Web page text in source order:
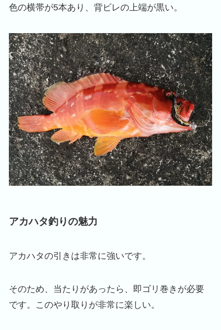
色の横帯が5本あり、背ビレの上端が黒い。
アカハタ釣りの魅力
アカハタの引きは非常に強いです。
そのため、当たりがあったら、即ゴリ巻きが必要
です。このやり取りが非常に楽しい。